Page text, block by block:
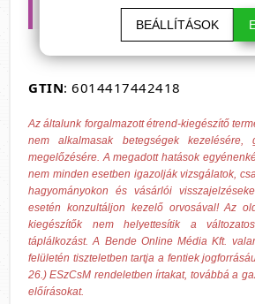
energiaszintet és vitalitást!
GTIN: 6014417442418
Az általunk forgalmazott étrend-kiegészítő
nem alkalmasak betegségek kezelésére,
megelőzésére. A megadott hatások
nem minden esetben igazolják vizsgálatok,
hagyományokon és vásárlói
esetén konzultáljon kezelő orvosával! Az
kiegészítők nem helyettesítik a
táplálkozást. A Bende Online Média Kft.
felületén tiszteletben tartja a fentiek
26.) ESzCsM rendeletben írtakat, továbbá a
előírásokat.
BEÁLLÍTÁSOK